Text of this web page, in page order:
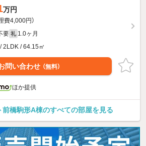
万円
費4,000円）
要 礼 1.0ヶ月
2LDK / 64.15㎡
問い合わせ （無料）
ほか提供
前橋駒形A棟のすべての部屋を見る